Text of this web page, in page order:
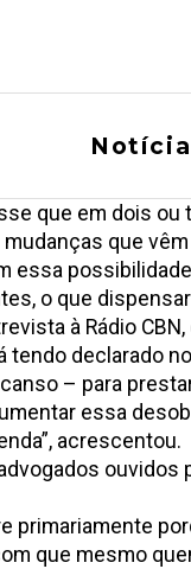
que em dois
que
essa
o que
à Rádio
declarado
– para
essa
acrescentou.
ouvidos
primariamente
que mesmo